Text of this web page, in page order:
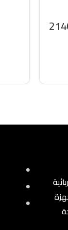
سرين 21400